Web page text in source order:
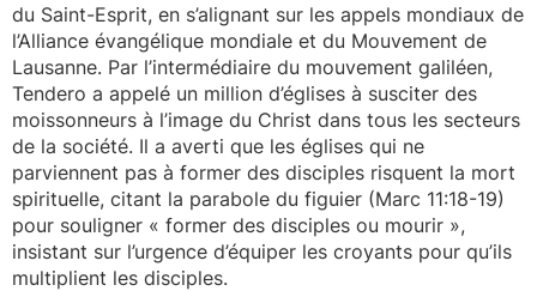
du Saint-Esprit, en s’alignant sur les appels mondiaux de
l’Alliance évangélique mondiale et du Mouvement de
Lausanne. Par l’intermédiaire du mouvement galiléen,
Tendero a appelé un million d’églises à susciter des
moissonneurs à l’image du Christ dans tous les secteurs
de la société. Il a averti que les églises qui ne
parviennent pas à former des disciples risquent la mort
spirituelle, citant la parabole du figuier (Marc 11:18-19)
pour souligner « former des disciples ou mourir »,
insistant sur l’urgence d’équiper les croyants pour qu’ils
multiplient les disciples.